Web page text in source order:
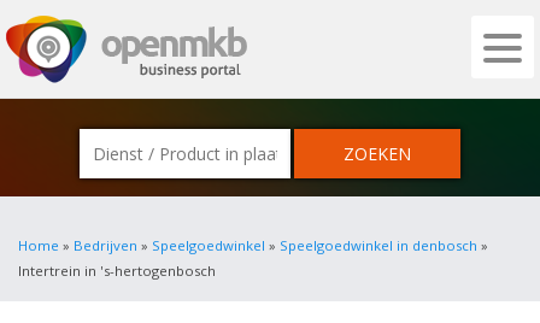
OPENMKB - DE ZAKELIJKE PORTAL
Home » Bedrijven » Speelgoedwinkel » Speelgoedwinkel in denbosch »
Intertrein in 's-hertogenbosch